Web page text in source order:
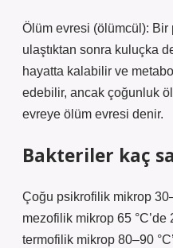
Ölüm evresi (ölümcül):
ulaştıktan sonra kuluçka
hayatta kalabilir ve
edebilir, ancak çoğunluk
evreye ölüm evresi denir.
Bakteriler kaç
Çoğu psikrofilik mikrop
mezofilik mikrop 65
termofilik mikrop 80–90